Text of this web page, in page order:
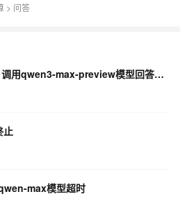
> 问答
使用 dashscope-sdk-java 调用qwen3-max-preview模型回答问题，没有
止
max模型超时